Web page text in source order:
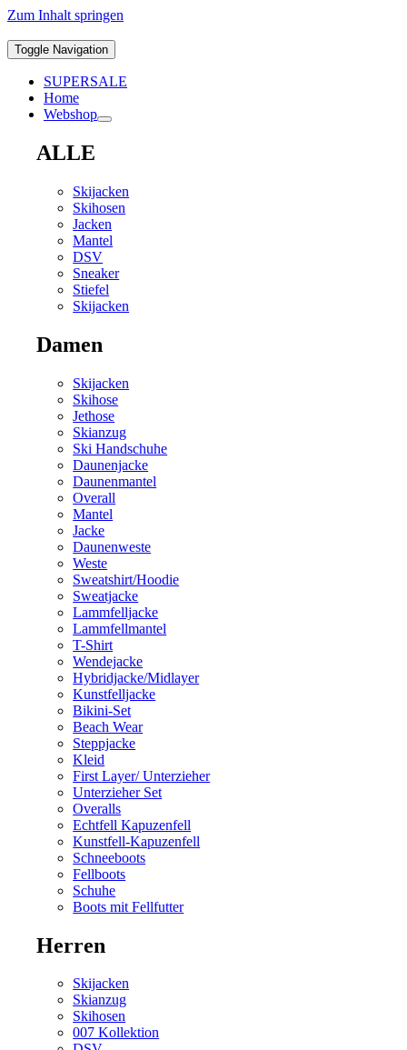
Zum Inhalt springen
Toggle Navigation
SUPERSALE
Home
Webshop
ALLE
Skijacken
Skihosen
Jacken
Mantel
DSV
Sneaker
Stiefel
Skijacken
Damen
Skijacken
Skihose
Jethose
Skianzug
Ski Handschuhe
Daunenjacke
Daunenmantel
Overall
Mantel
Jacke
Daunenweste
Weste
Sweatshirt/Hoodie
Sweatjacke
Lammfelljacke
Lammfellmantel
T-Shirt
Wendejacke
Hybridjacke/Midlayer
Kunstfelljacke
Bikini-Set
Beach Wear
Steppjacke
Kleid
First Layer/ Unterzieher
Unterzieher Set
Overalls
Echtfell Kapuzenfell
Kunstfell-Kapuzenfell
Schneeboots
Fellboots
Schuhe
Boots mit Fellfutter
Herren
Skijacken
Skianzug
Skihosen
007 Kollektion